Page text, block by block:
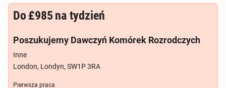
Do £985 na tydzień
Poszukujemy Dawczyń Komórek Rozrodczych
Inne
London, Londyn, SW1P 3RA
Pierwsza praca